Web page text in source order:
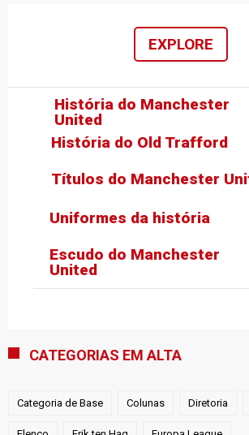
EXPLORE
História do Old Trafford
Títulos do Manchester
Uniformes da história
História do Manchester
United
Escudo do Manchester
United
CATEGORIAS EM ALTA
Categoria de Base Colunas Diretoria